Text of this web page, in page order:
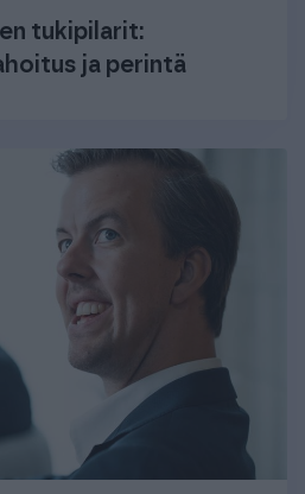
tukipilarit:
ja perintä